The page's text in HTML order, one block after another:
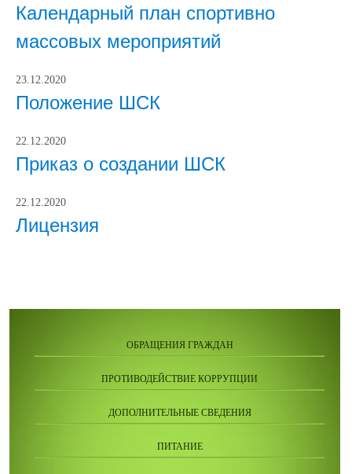
Календарный план спортивно
массовых мероприятий
23.12.2020
Положение ШСК
22.12.2020
Приказ о создании ШСК
22.12.2020
Лицензия
ОБРАЩЕНИЯ ГРАЖДАН
ПРОТИВОДЕЙСТВИЕ КОРРУПЦИИ
ДОПОЛНИТЕЛЬНЫЕ СВЕДЕНИЯ
ПИТАНИЕ